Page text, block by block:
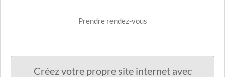
Prendre rendez-vous
Créez votre propre site internet avec